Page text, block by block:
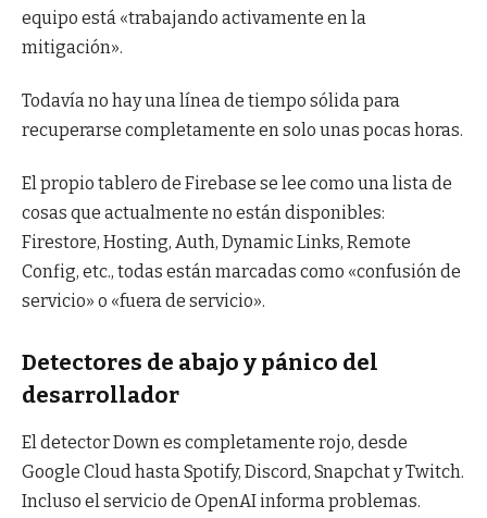
equipo está «trabajando activamente en la
mitigación».
Todavía no hay una línea de tiempo sólida para
recuperarse completamente en solo unas pocas horas.
El propio tablero de Firebase se lee como una lista de
cosas que actualmente no están disponibles:
Firestore, Hosting, Auth, Dynamic Links, Remote
Config, etc., todas están marcadas como «confusión de
servicio» o «fuera de servicio».
Detectores de abajo y pánico del
desarrollador
El detector Down es completamente rojo, desde
Google Cloud hasta Spotify, Discord, Snapchat y Twitch.
Incluso el servicio de OpenAI informa problemas.